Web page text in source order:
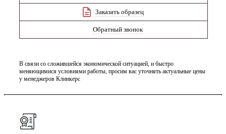
Заказать образец
Обратный звонок
В связи со сложившейся экономической ситуацией, и быстро
меняющимися условиями работы, просим вас уточнять актуальные цены
у менеджеров Клинкерс